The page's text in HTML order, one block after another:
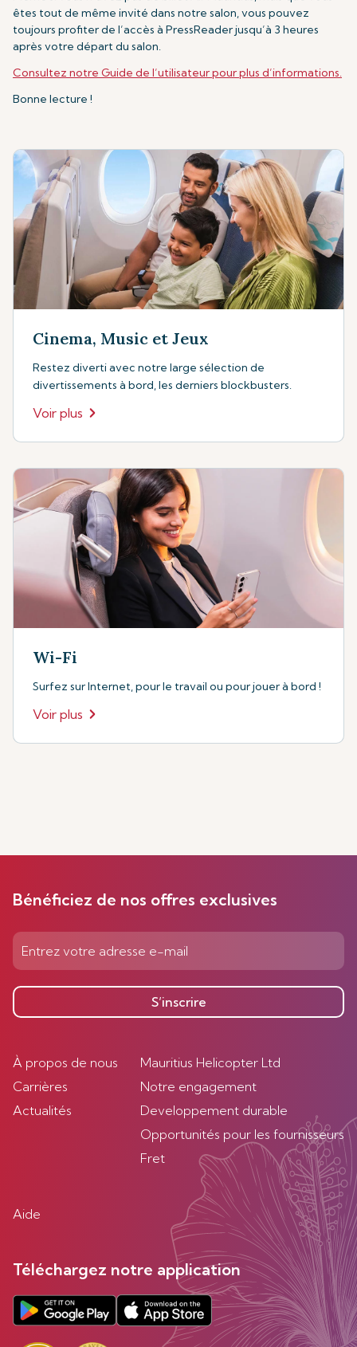
êtes tout de même invité dans notre salon, vous pouvez
toujours profiter de l’accès à PressReader jusqu’à 3 heures
après votre départ du salon.
Consultez notre Guide de l’utilisateur pour plus d’informations.
Bonne lecture !
Cinema, Music et Jeux
Restez diverti avec notre large sélection de
divertissements à bord, les derniers blockbusters.
Voir plus
Wi-Fi
Surfez sur Internet, pour le travail ou pour jouer à bord !
Voir plus
Bénéficiez de nos offres exclusives
S’inscrire
À propos de nous
Carrières
Actualités
Mauritius Helicopter Ltd
Notre engagement
Developpement durable
Opportunités pour les fournisseurs
Fret
Aide
Téléchargez notre application